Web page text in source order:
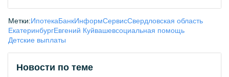
Метки:ИпотекаБанкИнформСервисСвердловская область
ЕкатеринбургЕвгений Куйвашевсоциальная помощь
Детские выплаты
Новости по теме